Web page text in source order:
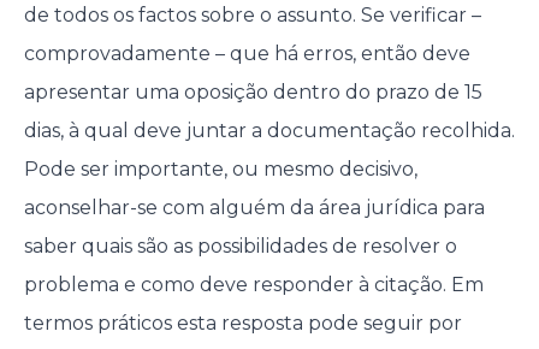
de todos os factos sobre o assunto. Se verificar –
comprovadamente – que há erros, então deve
apresentar uma oposição dentro do prazo de 15
dias, à qual deve juntar a documentação recolhida.
Pode ser importante, ou mesmo decisivo,
aconselhar-se com alguém da área jurídica para
saber quais são as possibilidades de resolver o
problema e como deve responder à citação. Em
termos práticos esta resposta pode seguir por